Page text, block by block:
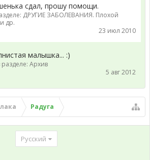
сдал, прошу помощи.
ДРУГИЕ ЗАБОЛЕВАНИЯ. Плохой
др.
23 июл 2010
малышка... :)
разделе: Архив
5 авг 2012
Радуга
Русский